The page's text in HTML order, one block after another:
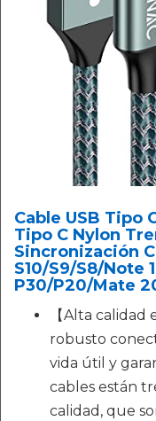
Cable USB Tipo
Tipo C Nylon
Sincronización
S10/S9/S8/Note
P30/P20/Mate
【Alta calidad
robusto
vida útil y
cables están
calidad, que